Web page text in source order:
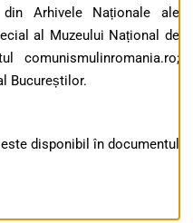
Arhivele Naționale ale
al Muzeului Național de
comunismulinromania.ro;
Bucureștilor.
disponibil în documentul